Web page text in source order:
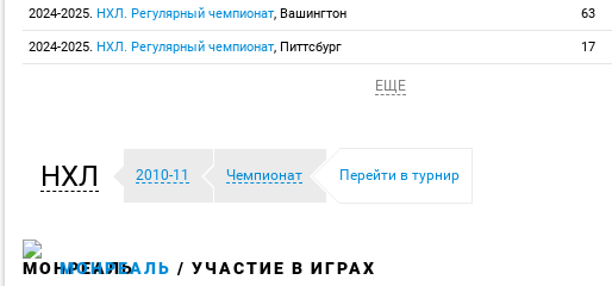
2024-2025. НХЛ. Регулярный чемпионат, Вашингтон 63
2024-2025. НХЛ. Регулярный чемпионат, Питтсбург 17
ЕЩЕ
НХЛ 2010-11 Чемпионат Перейти в турнир
МОНРЕАЛЬ / УЧАСТИЕ В ИГРАХ